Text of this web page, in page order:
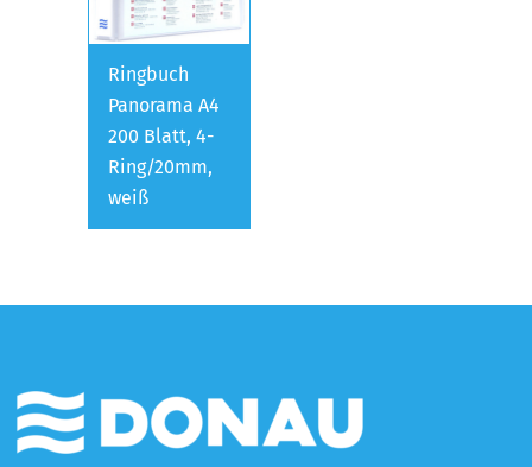
Ringbuch
Panorama A4
200 Blatt, 4-
Ring/20mm,
weiß